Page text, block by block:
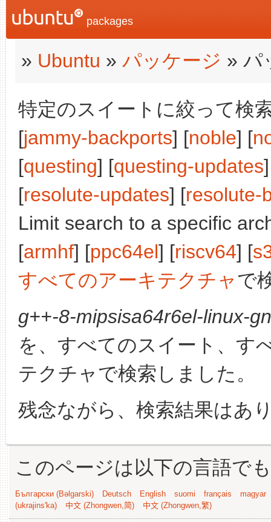
packages
» Ubuntu » パッケージ » パ
特定のスイートに絞って検
[jammy-backports] [noble] [
[questing] [questing-updates
[resolute-updates] [resolute-
Limit search to a specific
[armhf] [ppc64el] [riscv64] [
すべてのアーキテクチャで
g++-8-mipsisa64r6el-linux-
を、すべてのスイート、す
テクチャで検索しました。
残念ながら、検索結果はあ
このページは以下の言語で
Български (Bəlgarski) Deutsch English suomi français
magyar
(ukrajins'ka)
中文 (Zhongwen,简) 中文 (Zhongwen,繁)